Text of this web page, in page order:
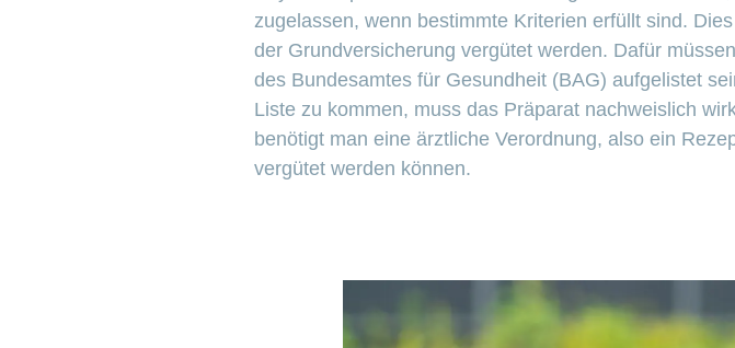
zugelassen, wenn bestimmte Kriterien erfüllt sind.
der Grundversicherung vergütet werden. Dafür
des Bundesamtes für Gesundheit (BAG) aufgelistet
Liste zu kommen, muss das Präparat nachweislich
benötigt man eine ärztliche Verordnung, also ein
vergütet werden können.